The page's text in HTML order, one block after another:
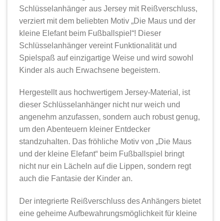
Schlüsselanhänger aus Jersey mit Reißverschluss,
verziert mit dem beliebten Motiv „Die Maus und der
kleine Elefant beim Fußballspiel“! Dieser
Schlüsselanhänger vereint Funktionalität und
Spielspaß auf einzigartige Weise und wird sowohl
Kinder als auch Erwachsene begeistern.
Hergestellt aus hochwertigem Jersey-Material, ist
dieser Schlüsselanhänger nicht nur weich und
angenehm anzufassen, sondern auch robust genug,
um den Abenteuern kleiner Entdecker
standzuhalten. Das fröhliche Motiv von „Die Maus
und der kleine Elefant“ beim Fußballspiel bringt
nicht nur ein Lächeln auf die Lippen, sondern regt
auch die Fantasie der Kinder an.
Der integrierte Reißverschluss des Anhängers bietet
eine geheime Aufbewahrungsmöglichkeit für kleine